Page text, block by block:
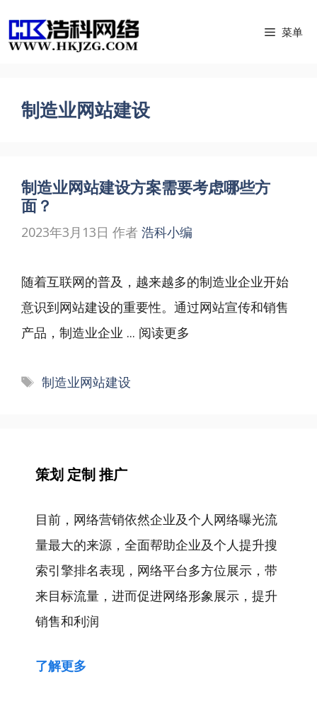
至
菜单
制造业网站建设
制造业网站建设方案需要考虑哪些方
面？
2023年3月13日 作者 浩科小编
随着互联网的普及，越来越多的制造业企业开始
意识到网站建设的重要性。通过网站宣传和销售
产品，制造业企业 ... 阅读更多
标
制造业网站建设
策划 定制 推广
目前，网络营销依然企业及个人网络曝光流
量最大的来源，全面帮助企业及个人提升搜
索引擎排名表现，网络平台多方位展示，带
来目标流量，进而促进网络形象展示，提升
销售和利润
了解更多